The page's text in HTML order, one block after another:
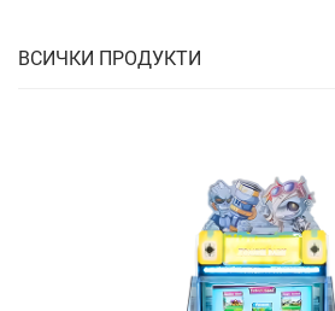
ВСИЧКИ ПРОДУКТИ